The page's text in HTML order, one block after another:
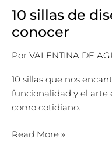
10 sillas de
conocer
Por VALENTINA DE
10 sillas que nos
funcionalidad y el arte
como cotidiano.
Read More »